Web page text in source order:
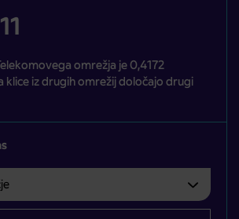
omrežja je 0,4172
klice iz drugih omrežij določajo drugi
izbrati.